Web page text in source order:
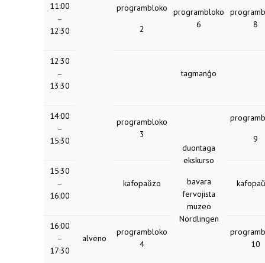
11:00
–
12:30
programbloko
2
programbloko
6
8
12:30
–
13:30
tagmanĝo
14:00
–
15:30
programbloko
3
duontaga
ekskurso
bavara
fervojista
muzeo
Nördlingen
9
15:30
–
16:00
kafopaŭzo
16:00
–
17:30
alveno
programbloko
4
10